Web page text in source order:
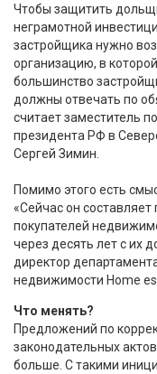
Чтобы защитить
неграмотной
застройщика нужно
организацию, в
большинство
должны отвечать по
считает заместитель
президента РФ в
Сергей Зимин.
Помимо этого есть
«Сейчас он
покупателей
через десять лет с их
директор
недвижимости Home
Что менять?
Предложений по
законодательных
больше. С такими